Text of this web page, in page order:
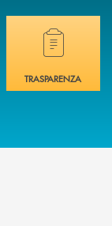
immediata?
Hai bisogno di
TRASPARENZA